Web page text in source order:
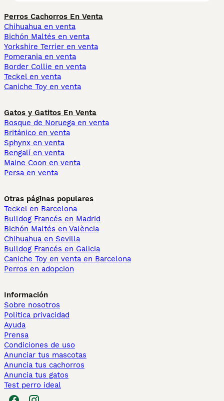
Perros Cachorros En Venta
Chihuahua en venta
Bichón Maltés en venta
Yorkshire Terrier en venta
Pomerania en venta
Border Collie en venta
Teckel en venta
Caniche Toy en venta
Gatos y Gatitos En Venta
Bosque de Noruega en venta
Británico en venta
Sphynx en venta
Bengalí en venta
Maine Coon en venta
Persa en venta
Otras páginas populares
Teckel en Barcelona
Bulldog Francés en Madrid
Bichón Maltés en València
Chihuahua en Sevilla
Bulldog Francés en Galicia
Caniche Toy en venta en Barcelona
Perros en adopcion
Información
Sobre nosotros
Politica privacidad
Ayuda
Prensa
Condiciones de uso
Anunciar tus mascotas
Anuncia tus cachorros
Anuncia tus gatos
Test perro ideal